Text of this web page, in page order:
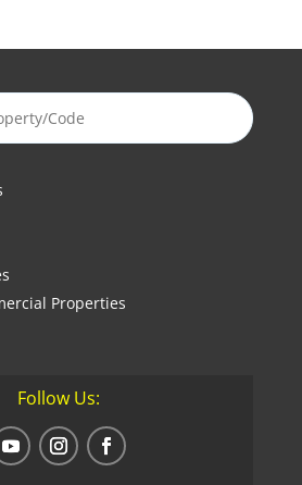
Properties
Follow Us: